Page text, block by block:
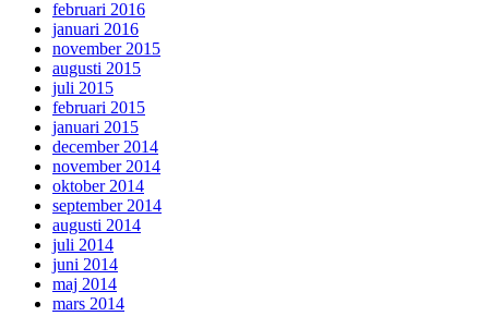
februari 2016
januari 2016
november 2015
augusti 2015
juli 2015
februari 2015
januari 2015
december 2014
november 2014
oktober 2014
september 2014
augusti 2014
juli 2014
juni 2014
maj 2014
mars 2014